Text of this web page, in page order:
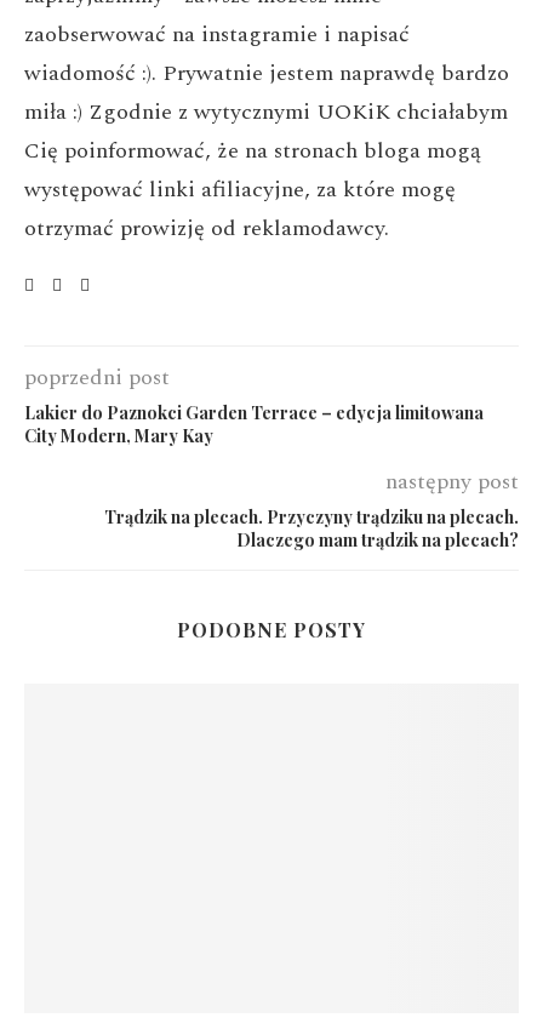
zaobserwować na instagramie i napisać
wiadomość :). Prywatnie jestem naprawdę bardzo
miła :) Zgodnie z wytycznymi UOKiK chciałabym
Cię poinformować, że na stronach bloga mogą
występować linki afiliacyjne, za które mogę
otrzymać prowizję od reklamodawcy.
poprzedni post
Lakier do Paznokci Garden Terrace – edycja limitowana
City Modern, Mary Kay
następny post
Trądzik na plecach. Przyczyny trądziku na plecach.
Dlaczego mam trądzik na plecach?
PODOBNE POSTY